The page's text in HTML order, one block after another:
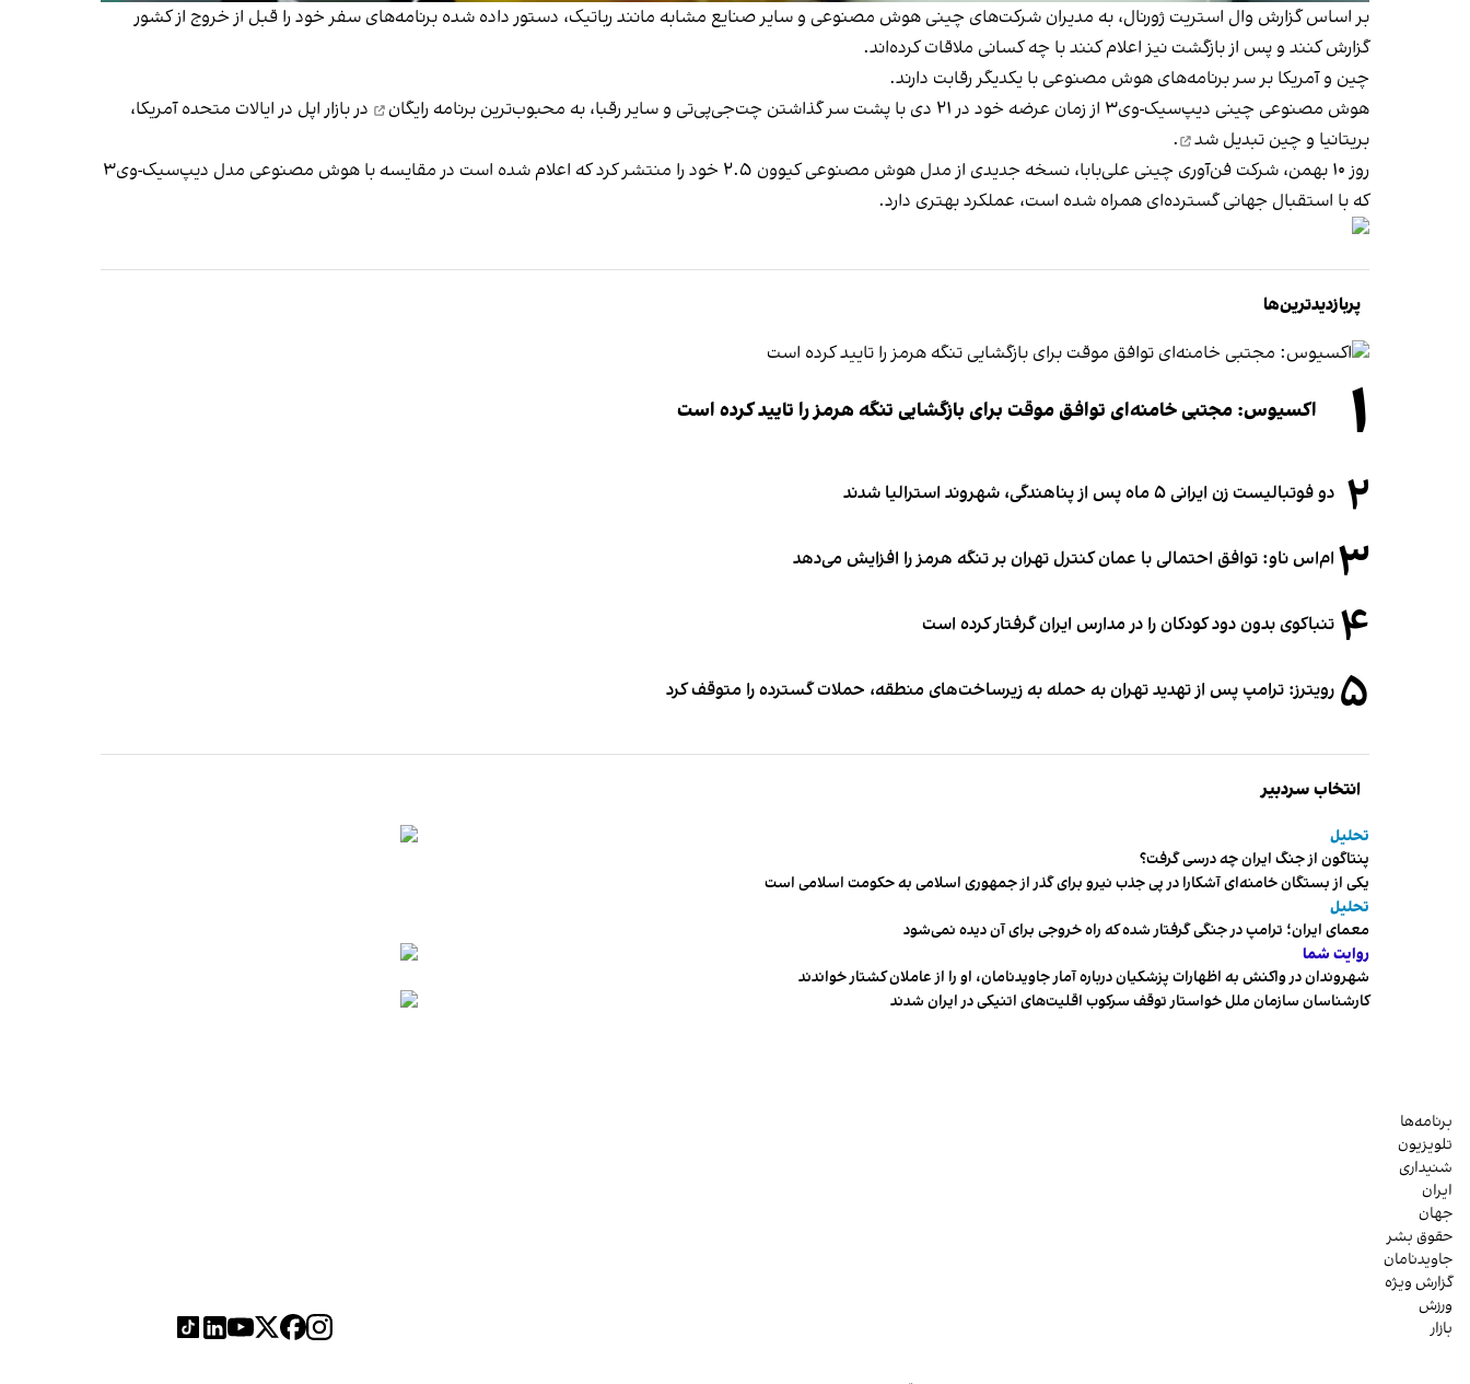
بر اساس گزارش وال استریت ژورنال، به مدیران شرکت‌های چینی هوش مصنوعی و سایر صنایع مشابه مانند رباتیک، دستور داده شده برنامه‌های سفر خود را قبل از خروج از کشور
گزارش کنند و پس از بازگشت نیز اعلام کنند با چه کسانی ملاقات کرده‌اند.
چین و آمریکا بر سر برنامه‌های هوش مصنوعی با یکدیگر رقابت دارند.
هوش مصنوعی چینی دیپ‌سیک-وی۳ از زمان عرضه خود در ۲۱ دی با پشت سر گذاشتن چت‌جی‌پی‌تی و سایر رقبا، به
محبوب‌ترین برنامه رایگان
در بازار اپل در ایالات متحده آمریکا،
بریتانیا و چین تبدیل شد
.
روز ۱۰ بهمن، شرکت فن‌آوری چینی علی‌بابا، نسخه جدیدی از مدل هوش مصنوعی کیوون ۲.۵ خود را منتشر کرد که اعلام شده است در مقایسه با هوش مصنوعی مدل دیپ‌سیک-وی۳
که با استقبال جهانی گسترده‌ای همراه شده است، عملکرد بهتری دارد.
پربازدیدترین‌ها
۱ اکسیوس: مجتبی خامنه‌ای توافق موقت برای بازگشایی تنگه هرمز را تایید کرده است
۲ دو فوتبالیست زن ایرانی ۵ ماه پس از پناهندگی، شهروند استرالیا شدند
۳ ام‌اس ناو: توافق احتمالی با عمان کنترل تهران بر تنگه هرمز را افزایش می‌دهد
۴ تنباکوی بدون دود کودکان را در مدارس ایران گرفتار کرده است
۵ رویترز: ترامپ پس از تهدید تهران به حمله به زیرساخت‌های منطقه، حملات گسترده را متوقف کرد
انتخاب سردبیر
تحلیل
پنتاگون از جنگ ایران چه درسی گرفت؟
یکی از بستگان خامنه‌ای آشکارا در پی جذب نیرو برای گذر از جمهوری اسلامی به حکومت اسلامی است
تحلیل
معمای ایران؛ ترامپ در جنگی گرفتار شده که راه خروجی برای آن دیده نمی‌شود
روایت شما
شهروندان در واکنش به اظهارات پزشکیان درباره آمار جاویدنامان، او را از عاملان کشتار خواندند
کارشناسان سازمان ملل خواستار توقف سرکوب اقلیت‌های اتنیکی در ایران شدند
برنامه‌ها
تلویزیون
شنیداری
ایران
جهان
حقوق بشر
جاویدنامان
گزارش ویژه
ورزش
بازار